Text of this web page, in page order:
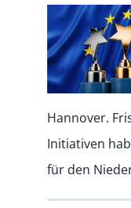
Hannover.
Initiativen
für den